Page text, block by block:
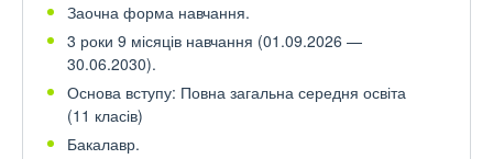
Заочна форма навчання.
3 роки 9 місяців навчання (01.09.2026 —
30.06.2030).
Основа вступу: Повна загальна середня освіта
(11 класів)
Бакалавр.